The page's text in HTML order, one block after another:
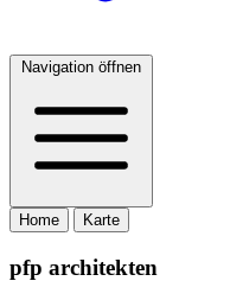
Navigation öffnen
Home Karte
pfp architekten